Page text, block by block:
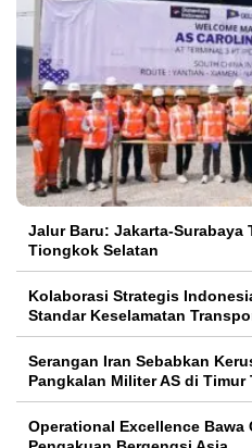
Jalur Baru: Jakarta-
Tiongkok Selatan
Kolaborasi Strategis
Standar Keselamatan
Serangan Iran Sebabkan
Pangkalan Militer AS di Timur
Operational Excellence Bawa